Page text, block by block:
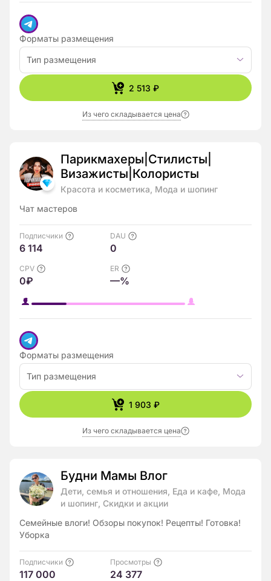
Форматы размещения
Тип размещения
2 513 ₽
Из чего складывается цена
Парикмахеры|Стилисты|
Визажисты|Колористы
Красота и косметика, Мода и шопинг
Чат мастеров
Подписчики
6 114
DAU
0
CPV
0₽
ER
—%
Форматы размещения
Тип размещения
1 903 ₽
Из чего складывается цена
Будни Мамы Влог
Дети, семья и отношения, Еда и кафе, Мода
и шопинг, Скидки и акции
Семейные влоги! Обзоры покупок! Рецепты! Готовка!
Уборка
Подписчики
117 000
Просмотры
24 377